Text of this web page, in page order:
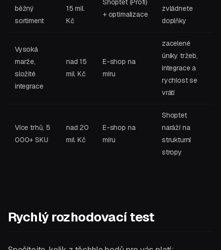
běžný
sortiment
15 mil.
Kč
Shoptet (Profi)
+ optimalizace
zvládnete
doplňky
Vysoká
marže,
složité
integrace
nad 15
mil. Kč
E-shop na
míru
zacelené
úniky tržeb,
integrace a
rychlost se
vrátí
Více trhů, 5
000+ SKU
nad 20
mil. Kč
E-shop na
míru
Shoptet
naráží na
strukturní
stropy
Rychlý rozhodovací test